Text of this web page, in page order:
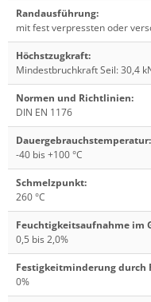
Randausführung:
mit fest verpressten oder
Höchstzugkraft:
Mindestbruchkraft Seil: 30,4
Normen und Richtlinien:
DIN EN 1176
Dauergebrauchstemperatur:
-40 bis +100 °C
Schmelzpunkt:
260 °C
Feuchtigkeitsaufnahme im
0,5 bis 2,0%
Festigkeitminderung durch
0%